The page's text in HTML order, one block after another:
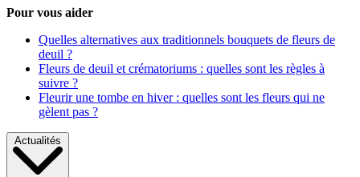
Pour vous aider
Quelles alternatives aux traditionnels bouquets de fleurs de
deuil ?
Fleurs de deuil et crématoriums : quelles sont les règles à
suivre ?
Fleurir une tombe en hiver : quelles sont les fleurs qui ne
gèlent pas ?
Actualités